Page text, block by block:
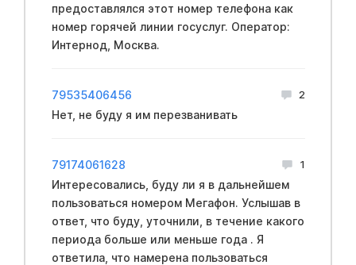
предоставлялся этот номер телефона как
номер горячей линии госуслуг. Оператор:
Интернод, Москва.
79535406456 2
Нет, не буду я им перезванивать
79174061628 1
Интересовались, буду ли я в дальнейшем
пользоваться номером Мегафон. Услышав в
ответ, что буду, уточнили, в течение какого
периода больше или меньше года . Я
ответила, что намерена пользоваться